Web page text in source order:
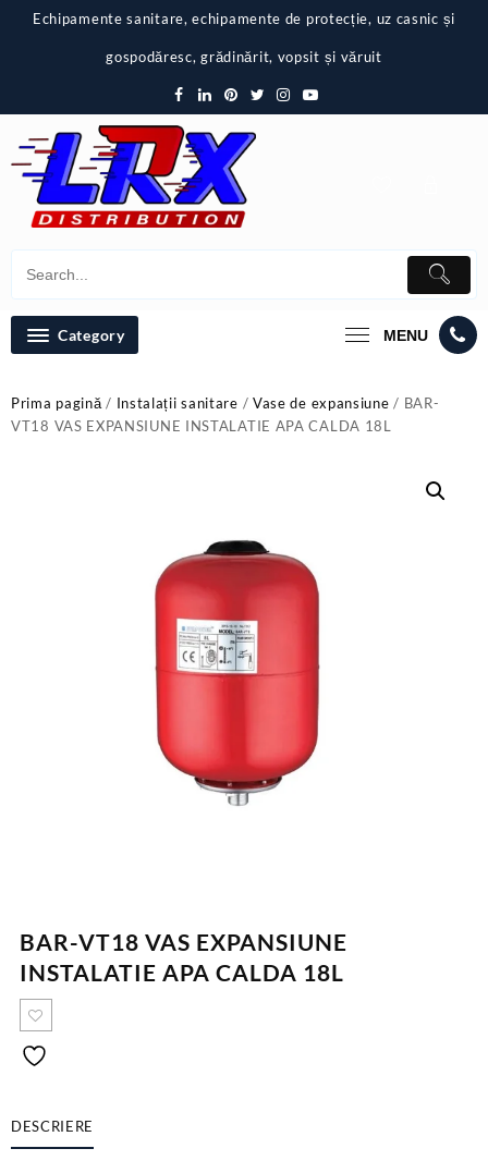
Echipamente sanitare, echipamente de protecție, uz casnic și
gospodăresc, grădinărit, vopsit și văruit
Category MENU
Prima pagină/ Instalații sanitare / Vase de expansiune / BAR-
VT18 VAS EXPANSIUNE INSTALATIE APA CALDA 18L
BAR-VT18 VAS EXPANSIUNE
INSTALATIE APA CALDA 18L
DESCRIERE